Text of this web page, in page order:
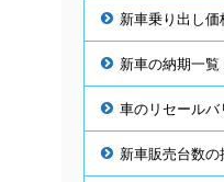
新車乗り出し価
新車の納期一覧
車のリセールバ
新車販売台数の